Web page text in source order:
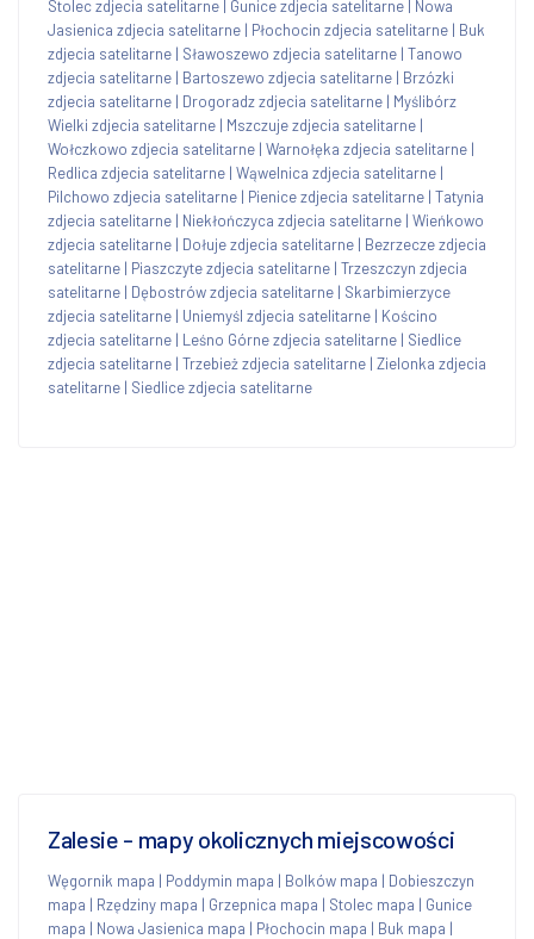
Stolec zdjecia satelitarne Gunice zdjecia satelitarne
Nowa
Jasienica zdjecia satelitarne | Płochocin zdjecia satelitarne | Buk
zdjecia satelitarne | Sławoszewo zdjecia satelitarne | Tanowo
zdjecia satelitarne | Bartoszewo zdjecia satelitarne | Brzózki
zdjecia satelitarne | Drogoradz zdjecia satelitarne | Myślibórz
Wielki zdjecia satelitarne | Mszczuje zdjecia satelitarne |
Wołczkowo zdjecia satelitarne | Warnołęka zdjecia satelitarne |
Redlica zdjecia satelitarne | Wąwelnica zdjecia satelitarne |
Pilchowo zdjecia satelitarne | Pienice zdjecia satelitarne | Tatynia
zdjecia satelitarne | Niekłończyca zdjecia satelitarne | Wieńkowo
zdjecia satelitarne | Dołuje zdjecia satelitarne | Bezrzecze zdjecia
satelitarne | Piaszczyte zdjecia satelitarne | Trzeszczyn zdjecia
satelitarne | Dębostrów zdjecia satelitarne | Skarbimierzyce
zdjecia satelitarne | Uniemyśl zdjecia satelitarne | Kościno
zdjecia satelitarne | Leśno Górne zdjecia satelitarne | Siedlice
zdjecia satelitarne | Trzebież zdjecia satelitarne | Zielonka zdjecia
satelitarne | Siedlice zdjecia satelitarne
Zalesie - mapy okolicznych miejscowości
Węgornik mapa | Poddymin mapa | Bolków mapa | Dobieszczyn
mapa | Rzędziny mapa | Grzepnica mapa | Stolec mapa | Gunice
mapa | Nowa Jasienica mapa | Płochocin mapa | Buk mapa |